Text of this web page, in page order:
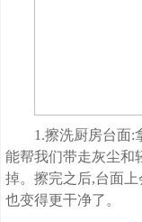
1.擦洗厨房台面:
能帮我们带走灰尘和
掉。擦完之后,台面
也变得更干净了。